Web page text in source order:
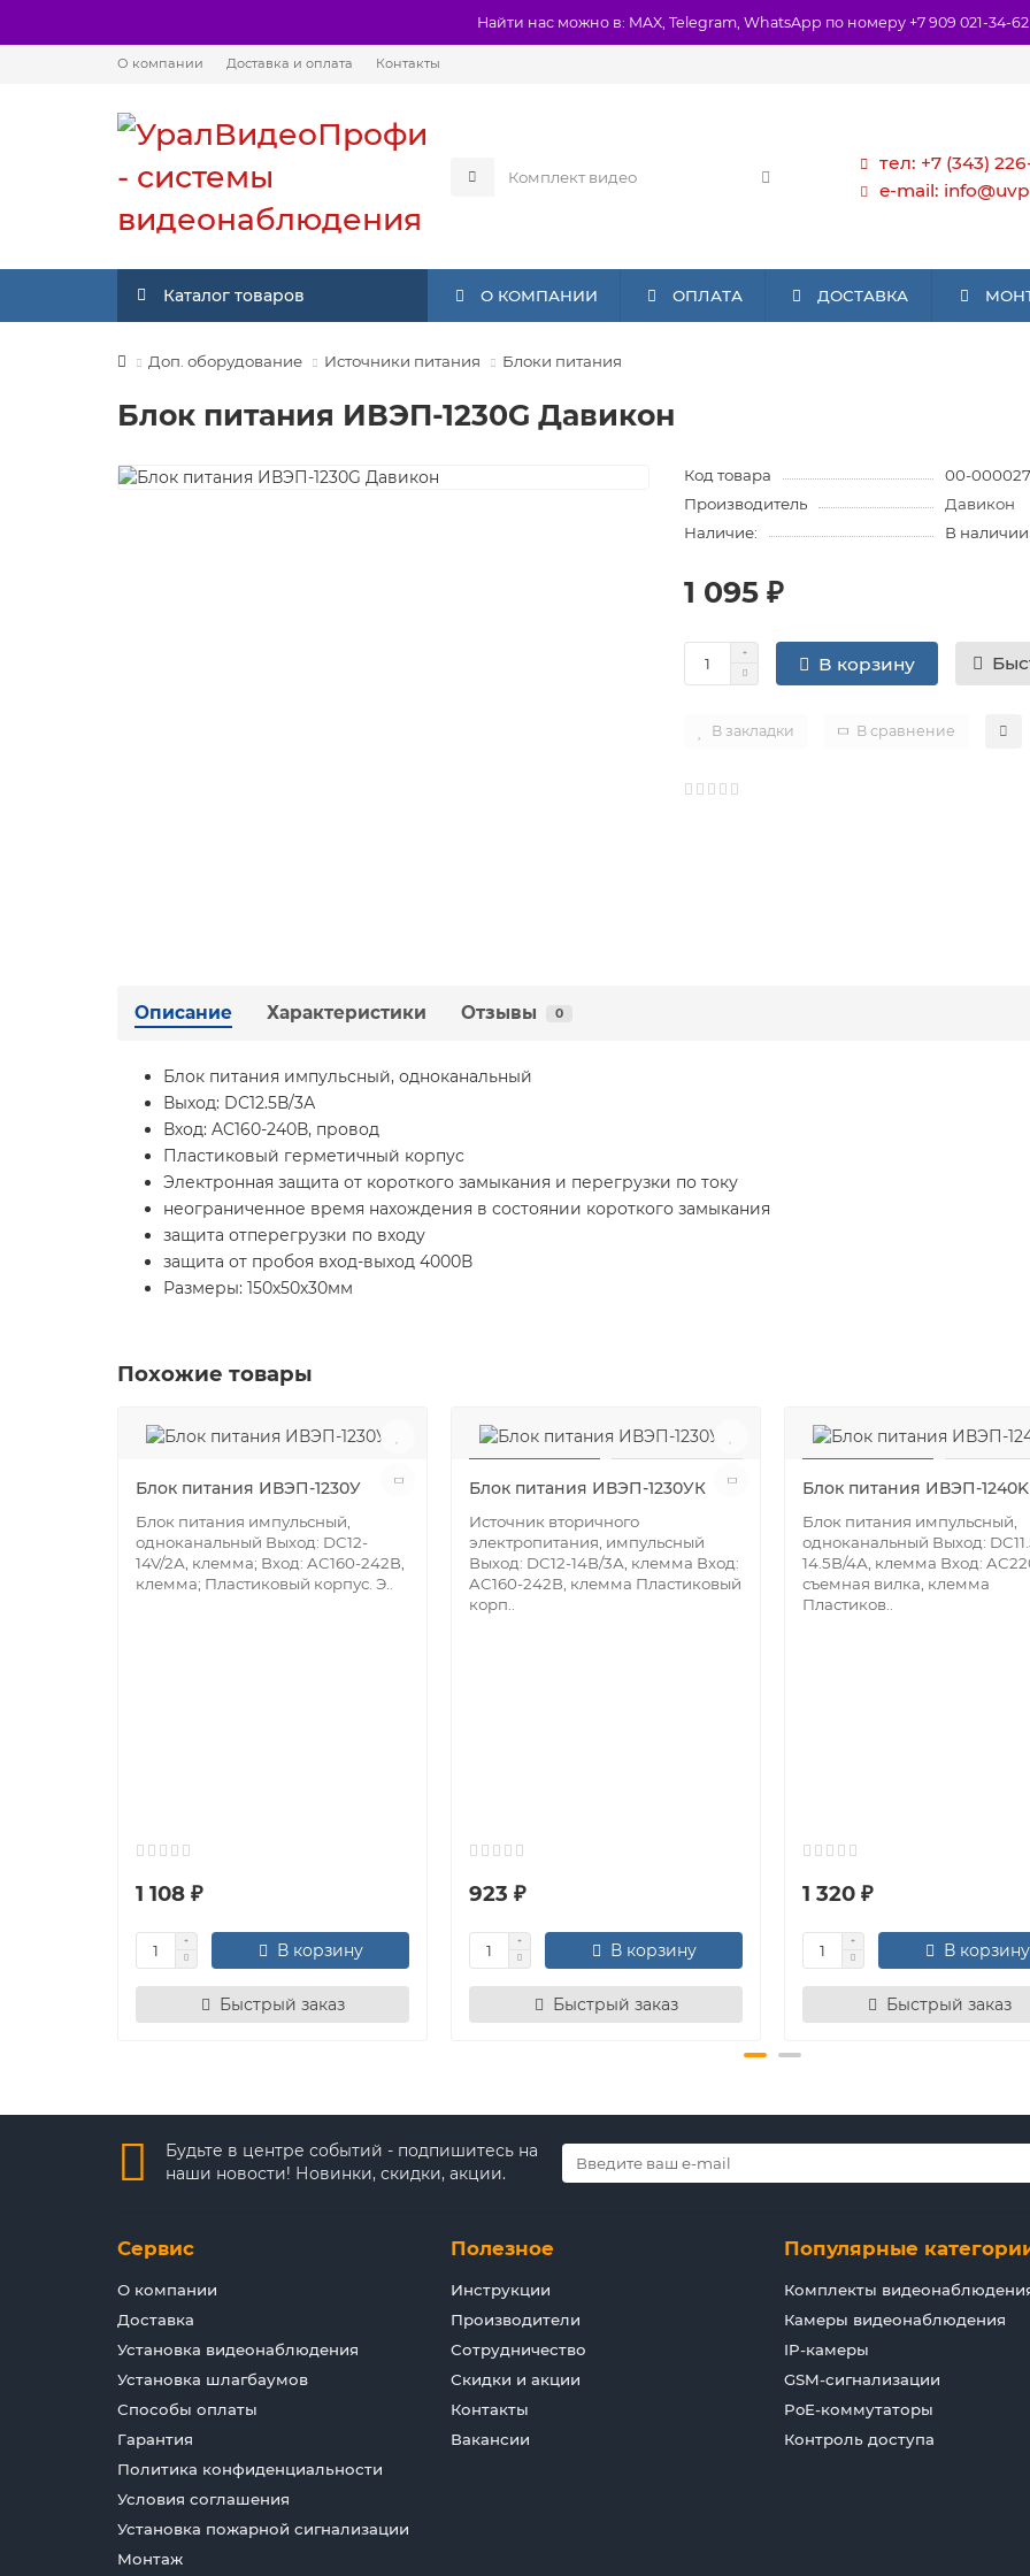
Найти нас можно в: MAX, Telegram, WhatsApp по номеру +7 909 021-34-62
О компании Доставка и оплата Контакты
тел: +7 (343)
e-mail:
Каталог товаров О КОМПАНИИ ОПЛАТА ДОСТАВКА
Доп. оборудование Источники питания Блоки питания
Блок питания ИВЭП-1230G Давикон
Код товара
00-
Производитель
Давикон
Наличие:
В наличии
1 095 ₽
В корзину
В закладки В сравнение
Описание Характеристики Отзывы 0
Блок питания импульсный, одноканальный
Выход: DC12.5В/3А
Вход: AC160-240В, провод
Пластиковый герметичный корпус
Электронная защита от короткого замыкания и перегрузки по току
неограниченное время нахождения в состоянии короткого замыкания
защита отперегрузки по входу
защита от пробоя вход-выход 4000В
Размеры: 150х50х30мм
Похожие товары
Блок питания ИВЭП-1230У
Блок питания импульсный,
одноканальный Выход: DC12-
14V/2А, клемма; Вход: AC160-242В,
клемма; Пластиковый корпус. Э..
1 108 ₽
В корзину
Быстрый заказ
Блок питания ИВЭП-1230УК
Источник вторичного
электропитания, импульсный
Выход: DC12-14В/3А, клемма Вход:
AC160-242В, клемма Пластиковый
корп..
923 ₽
В корзину
Быстрый заказ
Блок питания ИВЭП-1240K
Блок питания импульсный,
одноканальный Выход:
14.5В/4А, клемма Вход:
съемная вилка, клемма
Пластиков..
1 320 ₽
В корзину
Быстрый заказ
Будьте в центре событий - подпишитесь на
наши новости! Новинки, скидки, акции.
Сервис
О компании
Доставка
Установка видеонаблюдения
Установка шлагбаумов
Способы оплаты
Гарантия
Политика конфиденциальности
Условия соглашения
Установка пожарной сигнализации
Монтаж
Полезное
Инструкции
Производители
Сотрудничество
Скидки и акции
Контакты
Вакансии
Популярные
Комплекты
Камеры видеонаблюдения
IP-камеры
GSM-сигнализации
PoE-коммутаторы
Контроль доступа